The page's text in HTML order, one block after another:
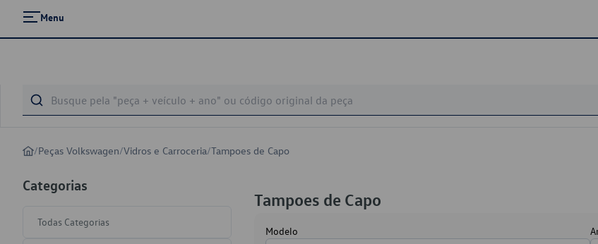
Menu
/Peças Volkswagen/Vidros e Carroceria/Tampoes de Capo
Categorias
Todas Categorias
Tampoes de Capo
Modelo